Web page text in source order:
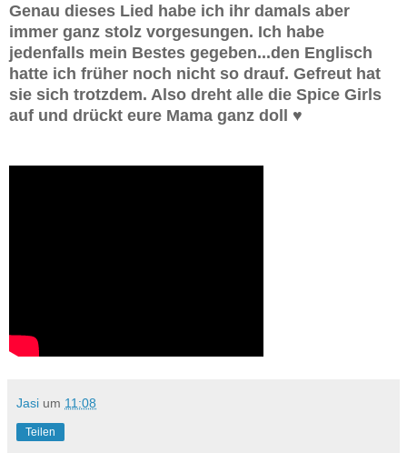
Genau dieses Lied habe ich ihr damals aber
immer ganz stolz vorgesungen. Ich habe
jedenfalls mein Bestes gegeben...den Englisch
hatte ich früher noch nicht so drauf. Gefreut hat
sie sich trotzdem. Also dreht alle die Spice Girls
auf und drückt eure Mama ganz doll ♥
Jasi um 11:08
Teilen